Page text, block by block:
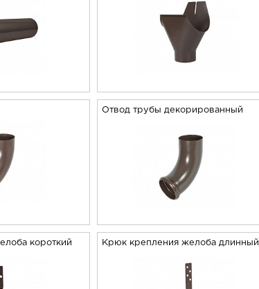
Отвод трубы декорированный
короткий Крюк крепления желоба длинный